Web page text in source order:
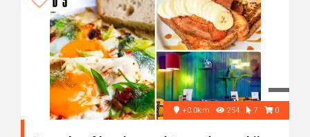
+0.0km 254 7 0